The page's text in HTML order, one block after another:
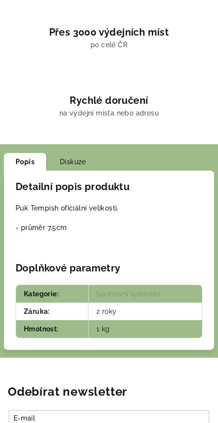
Přes 3000 výdejních míst
po celé ČR
Rychlé doručení
na výdejní místa nebo adresu
Popis Diskuze
Detailní popis produktu
Puk Tempish oficiální velikosti.
- průměr 7,5cm
Doplňkové parametry
Kategorie: Sportovní vybavení
Záruka: 2 roky
Hmotnost: 1 kg
Odebírat newsletter
E-mail